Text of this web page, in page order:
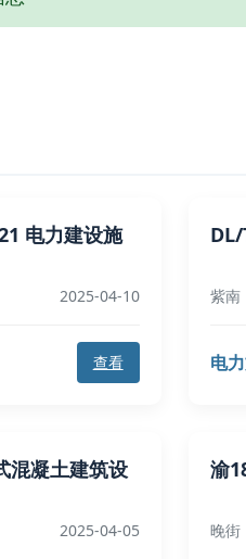
电力建设施
2025-04-10
查看
紫南
电
混凝土建筑设
2025-04-05
渝
晚街